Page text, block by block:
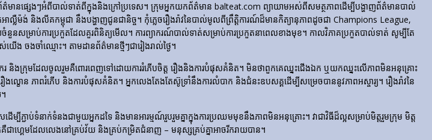
ន​ផ្សេងៗ​អំពី​បាល់ទាត់​ពី​ក្នុង​និង​ក្រៅ​ប្រទេស។ ក្រុមអ្នកយកព័ត៌មាន balteat.com ព្យាយាមអស់ពីសមត្ថភាពដើម្បីបង្ហាញព័ត៌មានបាល់
ង់ និងលីគកម្ពុជា នឹងបង្ហាញជូនជានិច្ច។ កុំភ្លេចរឿងរ៉ាវនៃបាល់មូលពីព្រឹត្តិការណ៍ដ៏មានកិត្យានុភាពដូចជា Champions League,
ម្រាប់ការប្រកួតដែលគួរពិនិត្យមើល។ ការព្យាករណ៍បាល់ទាត់សម្រាប់ការប្រកួតនាពេលខាងមុខ។ កាលវិភាគប្រកួតបាល់ទាត់ សូម្បីតែ
ង ចងចាំឈ្មោះ។ តាមដានព័ត៌មានថ្មីៗជារៀងរាល់ថ្ងៃ។
រ និង​ក្រុម​ដែល​ចូលរួម​គឺ​ពោរពេញ​ទៅ​ដោយ​ការ​រំភើប​ចិត្ត រឿង​និង​ការ​បំផុស​គំនិត។ មិនថាពួកគេឈ្នះជើងឯក ឬយកឈ្នះលើភាពមិនអនុគ្រោះ
ល្ខោន ភាព​រំភើប និង​ការ​បំផុស​គំនិត។ អ្នកលេងតែងតែស៊ូទ្រាំនឹងការលំបាក និងជំនះឧបសគ្គដើម្បីសម្រេចបាននូវភាពអស្ចារ្យ។ រឿងរ៉ាវនៃ
ភ្ជាប់ទំនាក់ទំនងជាមួយអ្នកដទៃ និងមានអារម្មណ៍រួបរួមគ្នាក្នុងការប្រឈមមុខនឹងភាពមិនអនុគ្រោះ។ វាជាវិធីដ៏ល្អសម្រាប់មិត្តរួមក្រុម មិត្ត
ាហ្គេមដែលលេងនៅគ្រប់វ័យ និងគ្រប់កម្រិតជំនាញ – មនុស្សគ្រប់គ្នាអាចរីករាយបាន។